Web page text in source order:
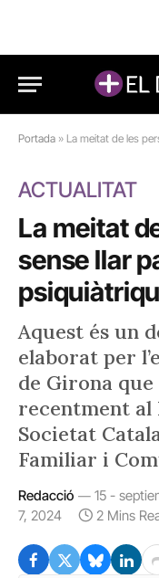
Portada » La meitat de les
ACTUALITAT
La meitat
sense llar
Aquest és un
elaborat per
de Girona que
recentment al
Societat
Familiar i
Redacció 15 -
7, 2024
2 Mins